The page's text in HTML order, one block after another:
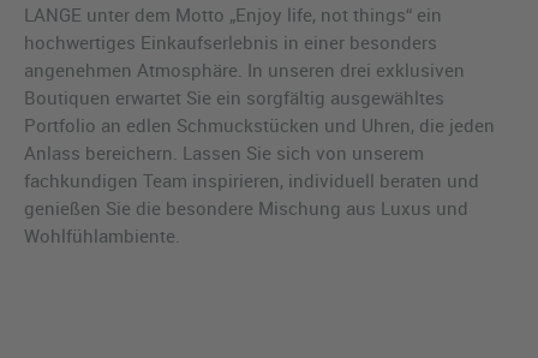
LANGE unter dem Motto „Enjoy life, not things“ ein
hochwertiges Einkaufserlebnis in einer besonders
angenehmen Atmosphäre. In unseren drei exklusiven
Boutiquen erwartet Sie ein sorgfältig ausgewähltes
Portfolio an edlen Schmuckstücken und Uhren, die jeden
Anlass bereichern. Lassen Sie sich von unserem
fachkundigen Team inspirieren, individuell beraten und
genießen Sie die besondere Mischung aus Luxus und
Wohlfühlambiente.